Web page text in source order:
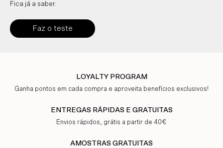
Fica já a saber.
Faz o teste
LOYALTY PROGRAM
Ganha pontos em cada compra e aproveita benefícios exclusivos!
ENTREGAS RÁPIDAS E GRATUITAS
Envios rápidos, grátis a partir de 40€
AMOSTRAS GRATUITAS